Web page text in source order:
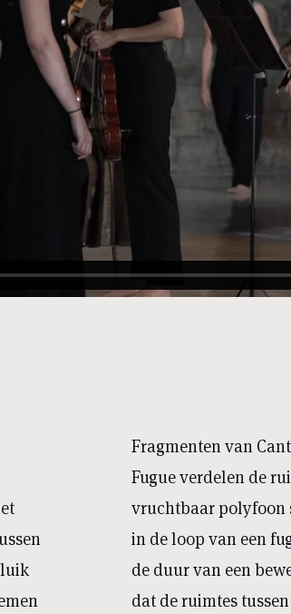
Fragmenten van
Fugue verdelen de
vruchtbaar polyfoon
in de loop van een
de duur van een
dat de ruimtes